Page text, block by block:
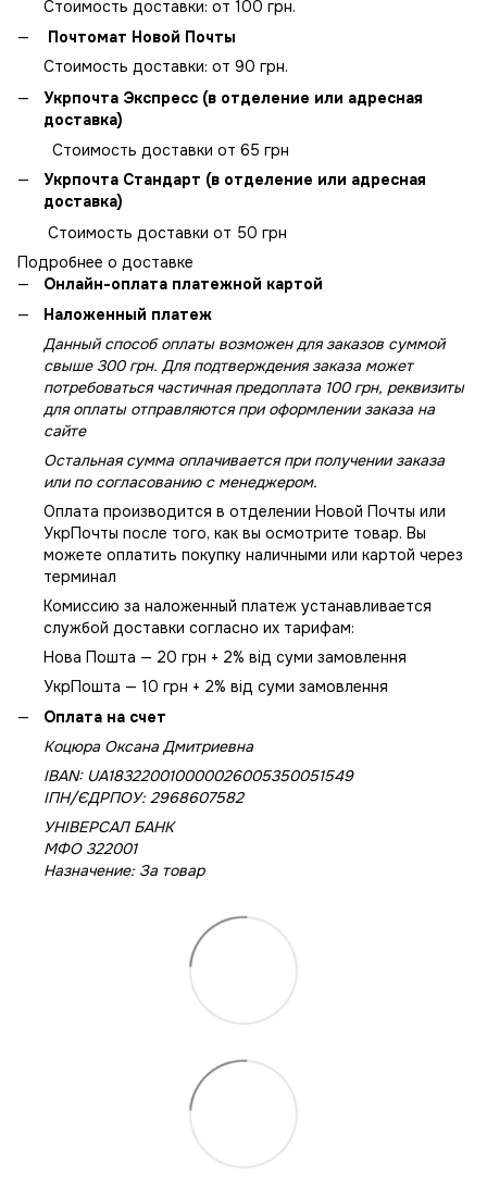
Стоимость доставки: от 100 грн.
Почтомат Новой Почты
Стоимость доставки: от 90 грн.
Укрпочта Экспресс (в отделение или адресная
доставка)
Стоимость доставки от 65 грн
Укрпочта Стандарт (в отделение или адресная
доставка)
Стоимость доставки от 50 грн
Подробнее о доставке
Онлайн-оплата платежной картой
Наложенный платеж
Данный способ оплаты возможен для заказов суммой
свыше 300 грн. Для подтверждения заказа может
потребоваться частичная предоплата 100 грн, реквизиты
для оплаты отправляются при оформлении заказа на
сайте
Остальная сумма оплачивается при получении заказа
или по согласованию с менеджером.
Оплата производится в отделении Новой Почты или
УкрПочты после того, как вы осмотрите товар. Вы
можете оплатить покупку наличными или картой через
терминал
Комиссию за наложенный платеж устанавливается
службой доставки согласно их тарифам:
Нова Пошта — 20 грн + 2% від суми замовлення
УкрПошта — 10 грн + 2% від суми замовлення
Оплата на счет
Коцюра Оксана Дмитриевна
IBAN: UA183220010000026005350051549
IПН/ЄДРПОУ: 2968607582
УНІВЕРСАЛ БАНК
МФО 322001
Назначение: За товар